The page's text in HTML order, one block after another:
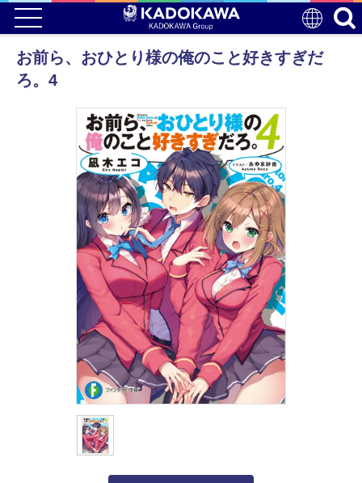
お前ら、おひとり様の俺のこと好きすぎだ
ろ。4